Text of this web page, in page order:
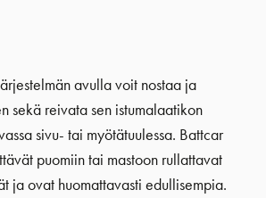
avulla voit nostaa ja
sekä reivata sen istumalaatikon
sivu- tai myötätuulessa. Battcar
puomiin tai mastoon rullattavat
ja ovat huomattavasti edullisempia.